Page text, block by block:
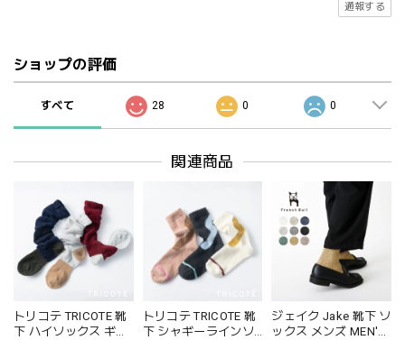
通報する
ショップの評価
すべて 28 0 0
関連商品
トリコテ TRICOTE 靴
下 ハイソックス ギャ
トリコテ TRICOTE 靴
下 シャギーラインソ
ジェイク Jake 靴下 ソ
ックス メンズ MEN'S